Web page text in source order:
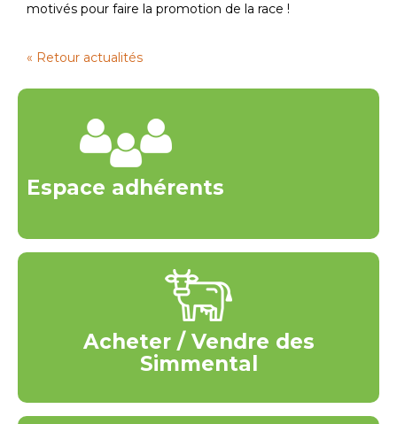
motivés pour faire la promotion de la race !
« Retour actualités
Espace adhérents
Acheter / Vendre des
Simmental